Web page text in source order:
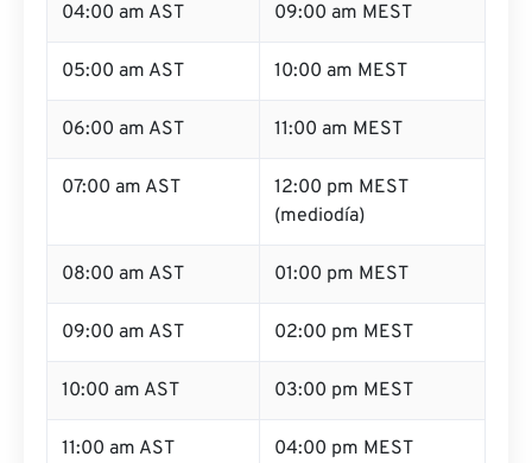
04:00 am AST 09:00 am MEST
05:00 am AST 10:00 am MEST
06:00 am AST 11:00 am MEST
07:00 am AST
12:00 pm MEST
(mediodía)
08:00 am AST 01:00 pm MEST
09:00 am AST 02:00 pm MEST
10:00 am AST 03:00 pm MEST
11:00 am AST 04:00 pm MEST